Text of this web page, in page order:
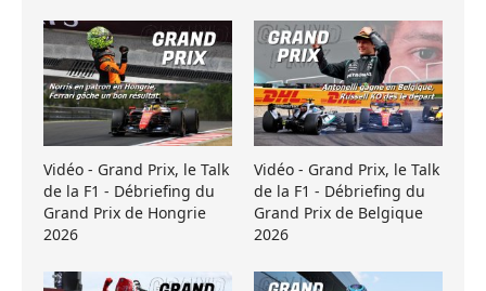
Vidéo - Grand Prix, le Talk
de la F1 - Débriefing du
Grand Prix de Hongrie
2026
Vidéo - Grand Prix, le Talk
de la F1 - Débriefing du
Grand Prix de Belgique
2026